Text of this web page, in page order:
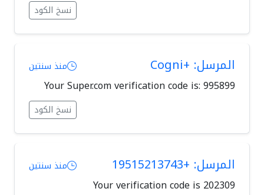
نسخ الكود
المرسل: +Cogni منذ سنتين
Your Super.com verification code is: 995899
نسخ الكود
المرسل: +19515213743 منذ سنتين
Your verification code is 202309